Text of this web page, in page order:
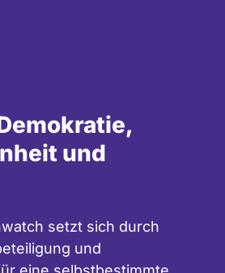
und
setzt sich durch
und